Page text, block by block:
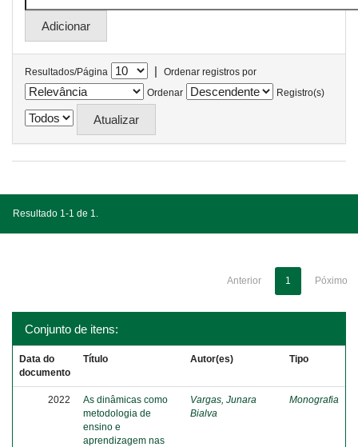
Resultados/Página |
Ordenar registros por
Ordenar
Registro(s)
Resultado 1-1 de 1.
Anterior 1 Póximo
Conjunto de itens:
Data do
documento
Título Autor(es) Tipo
2022
As dinâmicas como
metodologia de
ensino e
aprendizagem nas
Vargas, Junara
Bialva
Monografia